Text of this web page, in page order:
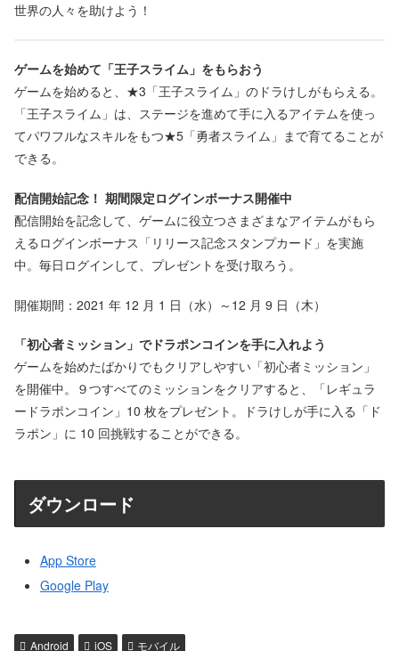
世界の人々を助けよう！
ゲームを始めて「王子スライム」をもらおう
ゲームを始めると、★3「王子スライム」のドラけしがもらえる。
「王子スライム」は、ステージを進めて手に入るアイテムを使っ
てパワフルなスキルをもつ★5「勇者スライム」まで育てることが
できる。
配信開始記念！ 期間限定ログインボーナス開催中
配信開始を記念して、ゲームに役立つさまざまなアイテムがもら
えるログインボーナス「リリース記念スタンプカード」を実施
中。毎日ログインして、プレゼントを受け取ろう。
開催期間：2021 年 12 月 1 日（水）～12 月 9 日（木）
「初心者ミッション」でドラポンコインを手に入れよう
ゲームを始めたばかりでもクリアしやすい「初心者ミッション」
を開催中。９つすべてのミッションをクリアすると、「レギュラ
ードラポンコイン」10 枚をプレゼント。ドラけしが手に入る「ド
ラポン」に 10 回挑戦することができる。
ダウンロード
App Store
Google Play
Android iOS モバイル